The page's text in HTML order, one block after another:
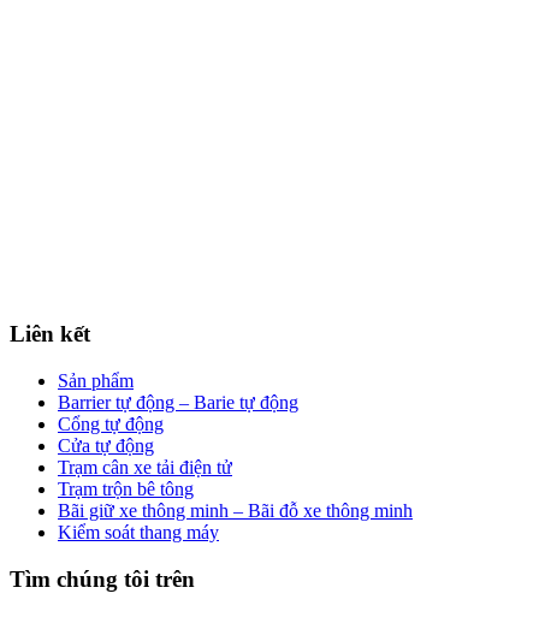
Liên kết
Sản phẩm
Barrier tự động – Barie tự động
Cổng tự động
Cửa tự động
Trạm cân xe tải điện tử
Trạm trộn bê tông
Bãi giữ xe thông minh – Bãi đỗ xe thông minh
Kiểm soát thang máy
Tìm chúng tôi trên